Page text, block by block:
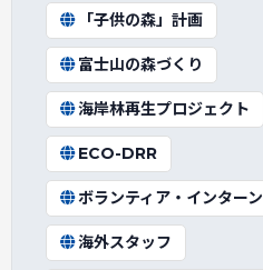
「子供の森」計画
富士山の森づくり
海岸林再生プロジェクト
ECO-DRR
ボランティア・インターン
海外スタッフ